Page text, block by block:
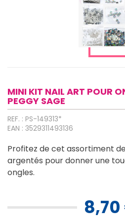
MINI KIT NAIL ART POUR
PEGGY SAGE
REF. : PS-149313*
EAN : 3529311493136
Profitez de cet assortiment
argentés pour donner une
ongles.